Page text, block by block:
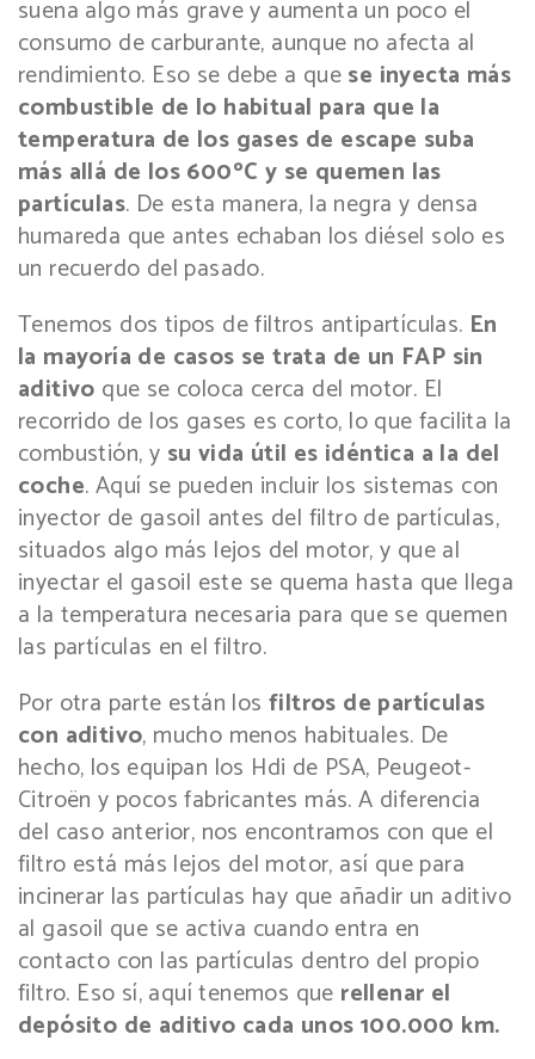
suena algo más grave y aumenta un poco el
consumo de carburante, aunque no afecta al
rendimiento. Eso se debe a quese inyecta más
combustible de lo habitual para que la
temperatura de los gases de escape suba
más allá de los 600ºC y se quemen las
partículas. De esta manera, la negra y densa
humareda que antes echaban los diésel solo es
un recuerdo del pasado.
Tenemos dos tipos de filtros antipartículas. En
la mayoría de casos se trata de un FAP sin
aditivo que se coloca cerca del motor. El
recorrido de los gases es corto, lo que facilita la
combustión, y su vida útil es idéntica a la del
coche. Aquí se pueden incluir los sistemas con
inyector de gasoil antes del filtro de partículas,
situados algo más lejos del motor, y que al
inyectar el gasoil este se quema hasta que llega
a la temperatura necesaria para que se quemen
las partículas en el filtro.
Por otra parte están los filtros de partículas
con aditivo, mucho menos habituales. De
hecho, los equipan los Hdi de PSA, Peugeot-
Citroën y pocos fabricantes más. A diferencia
del caso anterior, nos encontramos con que el
filtro está más lejos del motor, así que para
incinerar las partículas hay que añadir un aditivo
al gasoil que se activa cuando entra en
contacto con las partículas dentro del propio
filtro. Eso sí, aquí tenemos que rellenar el
depósito de aditivo cada unos 100.000 km.